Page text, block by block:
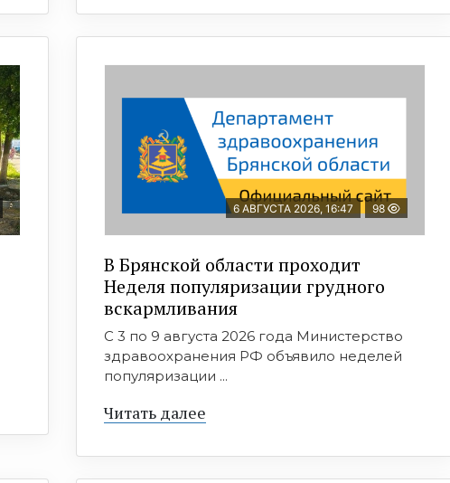
6 АВГУСТА 2026, 16:47 98
В Брянской области проходит
Неделя популяризации грудного
вскармливания
С 3 по 9 августа 2026 года Министерство
здравоохранения РФ объявило неделей
популяризации ...
Читать далее